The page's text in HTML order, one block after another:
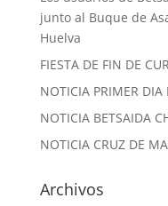
junto al Buque de
Huelva
FIESTA DE FIN DE
NOTICIA PRIMER DIA
NOTICIA BETSAIDA
NOTICIA CRUZ DE
Archivos